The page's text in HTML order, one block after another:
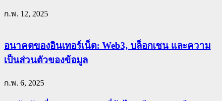
ก.พ. 12, 2025
อนาคตของอินเทอร์เน็ต: Web3, บล็อกเชน และความ
เป็นส่วนตัวของข้อมูล
ก.พ. 6, 2025